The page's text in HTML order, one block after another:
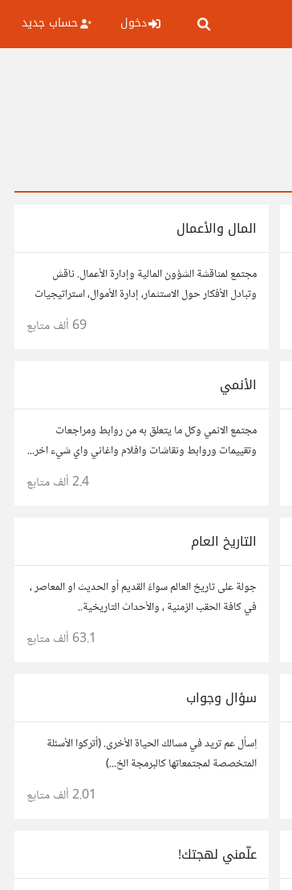
دخول حساب جديد
المال والأعمال
مجتمع لمناقشة الشؤون المالية وإدارة الأعمال. ناقش
وتبادل الأفكار حول الاستثمار، إدارة الأموال، استراتيجيات
النمو، وتحليل الأسواق. شارك نصائحك، تجاربك، وأسئلتك،
69 ألف متابع
الأنمي
مجتمع الانمي وكل ما يتعلق به من روابط ومراجعات
وتقييمات وروابط ونقاشات وافلام واغاني واي شيء اخر...
2.4 ألف متابع
التاريخ العام
جولة على تاريخ العالم سواءً القديم أو الحديث او المعاصر ،
في كافة الحقب الزمنية ، والأحداث التاريخية..
63.1 ألف متابع
سؤال وجواب
اِسأل عم تريد في مسالك الحياة الأخرى. (أتركوا الأسئلة
المتخصصة لمجتمعاتها كالبرمجة الخ...)
2.01 ألف متابع
علّمني لهجتك!